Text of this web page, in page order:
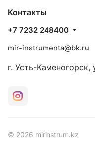
Контакты
+7 7232 248400
mir-instrumenta@bk.ru
г. Усть-Каменогорск,
© 2026 mirinstrum.kz